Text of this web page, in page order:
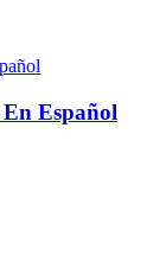
Español